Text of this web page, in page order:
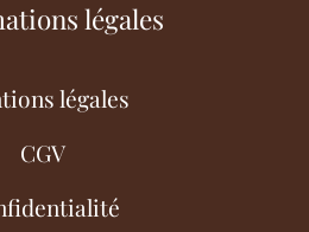
légales
légales
CGV